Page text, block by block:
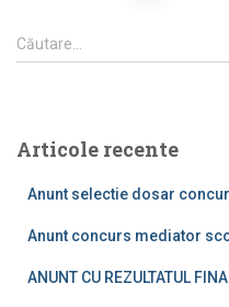
articole
C
a
d
Căutare…
Articole recente
Anunt selectie dosar
Anunt concurs mediator
ANUNT CU REZULTATUL